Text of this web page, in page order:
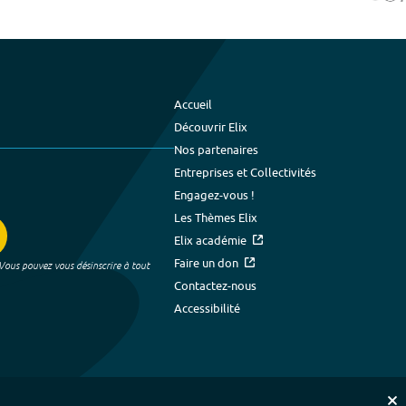
pouvez vous désinscrire à tout
Accueil
Découvrir Elix
Nos partenaires
Entreprises et Collectivités
Engagez-vous !
Les Thèmes Elix
Elix académie
Faire un don
Contactez-nous
Accessibilité